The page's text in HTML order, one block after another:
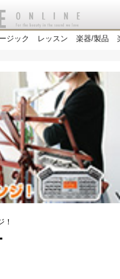
ジック レッスン 楽器/製品
！